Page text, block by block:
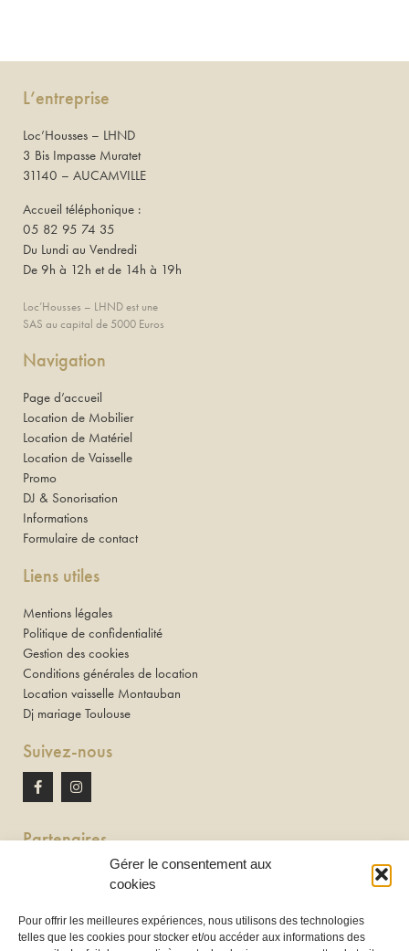
Gérer le consentement aux
cookies
Pour offrir les meilleures expériences, nous utilisons des technologies
telles que les cookies pour stocker et/ou accéder aux informations des
L’entreprise
Loc’Housses – LHND
3 Bis Impasse Muratet
31140 – AUCAMVILLE
Accueil téléphonique :
05 82 95 74 35
Du Lundi au Vendredi
De 9h à 12h et de 14h à 19h
Loc’Housses – LHND est une
SAS au capital de 5000 Euros
Navigation
Page d’accueil
Location de Mobilier
Location de Matériel
Location de Vaisselle
Promo
DJ & Sonorisation
Informations
Formulaire de contact
Liens utiles
Mentions légales
Politique de confidentialité
Gestion des cookies
Conditions générales de location
Location vaisselle Montauban
Dj mariage Toulouse
Suivez-nous
Partenaires
Location de tireuse à bière :